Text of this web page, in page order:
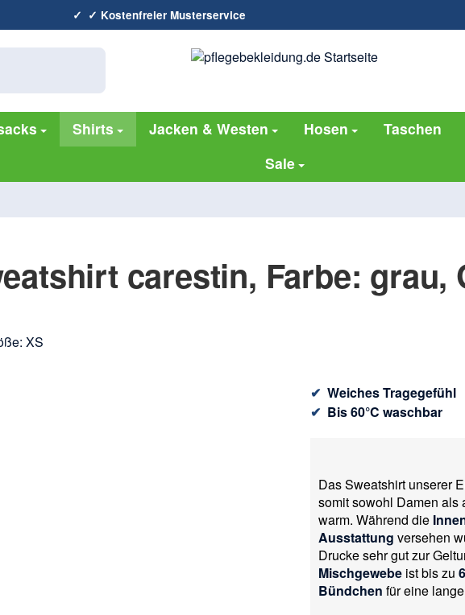
✓ Kostenfreier Musterservice
Shirts Jacken & Westen Hosen Taschen
Sale
carestin, Farbe: grau,
✔ Weiches Tragegefühl
✔ Bis 60°C waschbar
Das Sweatshirt unserer
somit sowohl Damen als
warm. Während die
Ausstattung versehen
Drucke sehr gut zur
Mischgewebe ist bis zu
Bündchen für eine